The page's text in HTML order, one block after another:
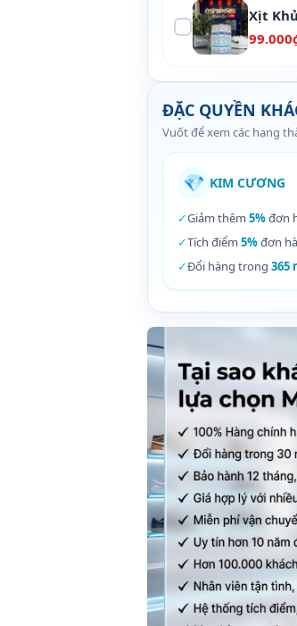
Xịt
ĐẶC QUYỀN
Vuốt để xem các hạng
💎 KIM CƯƠNG
✓Giảm thêm 5%đơn
✓Tích điểm 5%đơn
✓Đổi hàng trong 365